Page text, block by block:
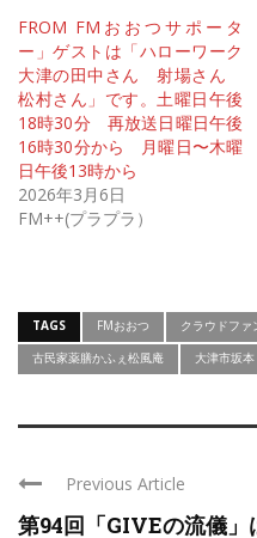
FROM FMおおつサポータ
ー」ゲストは「ハローワーク
大津の田中さん 射場さん
松村さん」です。土曜日午後
18時30分 再放送日曜日午後
16時30分から 月曜日〜木曜
日午後13時から
2026年3月6日
FM++(プラプラ）
TAGS FMおおつ クラウドファ
古民家薬膳かふぇ松風庵
大津市坂本
Previous Article
第94回「GIVEの流儀」